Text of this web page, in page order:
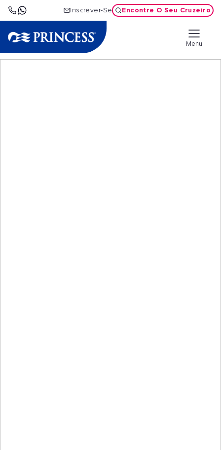
Inscrever-Se Encontre O Seu Cruzeiro
Menu